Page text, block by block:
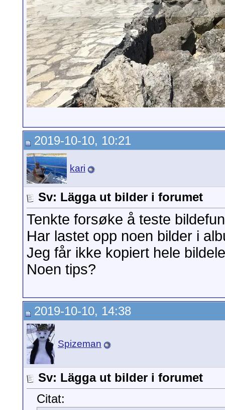
2019-10-10, 10:21
kari
Sv: Lägga ut bilder i forumet
Tenkte forsøke å teste
Har lastet opp noen bilder i
Jeg får ikke kopiert hele
Noen tips?
2019-10-10, 14:38
Spizeman
Sv: Lägga ut bilder i forumet
Citat: